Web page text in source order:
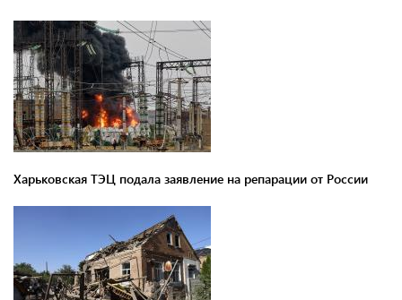
Харьковская ТЭЦ подала заявление на репарации от России